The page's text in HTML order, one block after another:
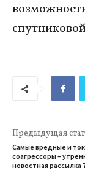
Предыдущая
Самые вредные и
соагрессоры –
новостная рассылка